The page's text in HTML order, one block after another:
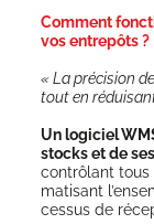
Comment
vos entrepôts ?
« La pré­ci­sion
tout en
Un logi­ciel
stocks et de
contrô­lant
ma­ti­sant
ces­sus de